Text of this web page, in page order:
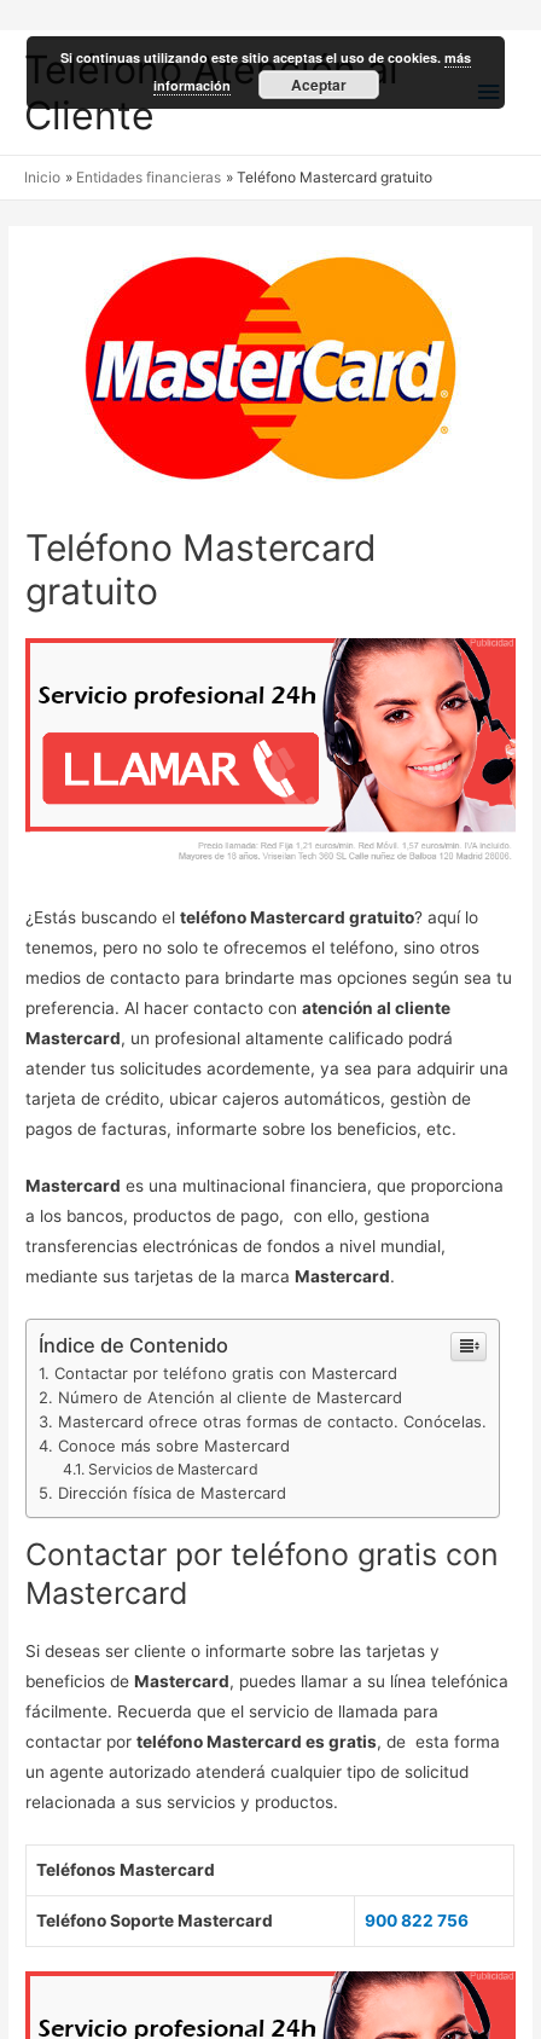
Teléfono Atención al
Cliente
Inicio Entidades financieras Teléfono Mastercard gratuito
Teléfono Mastercard
gratuito
¿Estás buscando elteléfono Mastercard gratuito? aquí lo
tenemos, pero no solo te ofrecemos el teléfono, sino otros
medios de contacto para brindarte mas opciones según sea tu
preferencia. Al hacer contacto conatención al cliente
Mastercard, un profesional altamente calificado podrá
atender tus solicitudes acordemente, ya sea para adquirir una
tarjeta de crédito, ubicar cajeros automáticos, gestiòn de
pagos de facturas, informarte sobre los beneficios, etc.
Mastercard es una multinacional financiera, que proporciona
a los bancos, productos de pago, con ello, gestiona
transferencias electrónicas de fondos a nivel mundial,
mediante sus tarjetas de la marcaMastercard.
Índice de Contenido
Contactar por teléfono gratis con Mastercard
Número de Atención al cliente de Mastercard
Mastercard ofrece otras formas de contacto. Conócelas.
Conoce más sobre Mastercard
Servicios de Mastercard
Dirección física de Mastercard
Contactar por teléfono gratis con
Mastercard
Si deseas ser cliente o informarte sobre las tarjetas y
beneficios deMastercard, puedes llamar a su línea telefónica
fácilmente. Recuerda que el servicio de llamada para
contactar porteléfono Mastercard es gratis, de esta forma
un agente autorizado atenderá cualquier tipo de solicitud
relacionada a sus servicios y productos.
Teléfonos Mastercard
Teléfono Soporte Mastercard 900 822 756
Si continuas utilizando este sitio aceptas el uso de cookies.más
información
Aceptar